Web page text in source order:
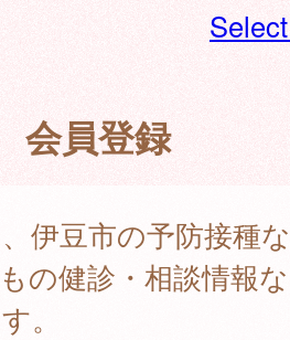
会員登録
伊豆市の予防接種
の健診・相談情報
。